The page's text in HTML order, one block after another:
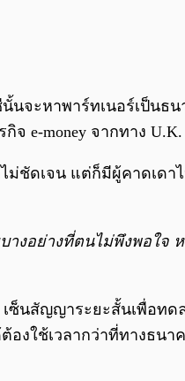
จะหาพาร์ทเนอร์เป็นธ
จ e-money จากทาง
ไม่ชัดเจน แต่ก็มีผู้คาดเ
บางอย่างที่ตนไม่พึงพอใ
เซ็นสัญญาระยะสั้นเพื่อ
องใช้เวลากว่าที่ทางธน